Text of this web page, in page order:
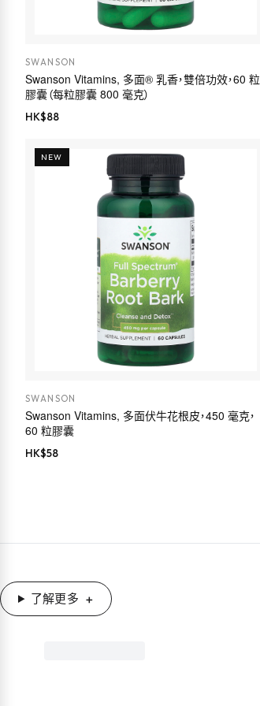
SWANSON
Swanson Vitamins, 多面® 乳香，雙倍功效，60 粒
膠囊（每粒膠囊 800 毫克）
HK$88
NEW
SWANSON
Swanson Vitamins, 多面伏牛花根皮，450 毫克，
60 粒膠囊
HK$58
了解更多